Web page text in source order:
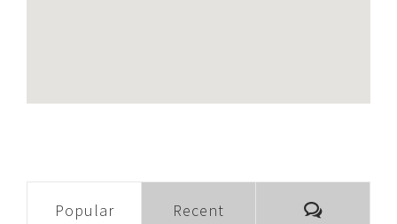
Popular Recent